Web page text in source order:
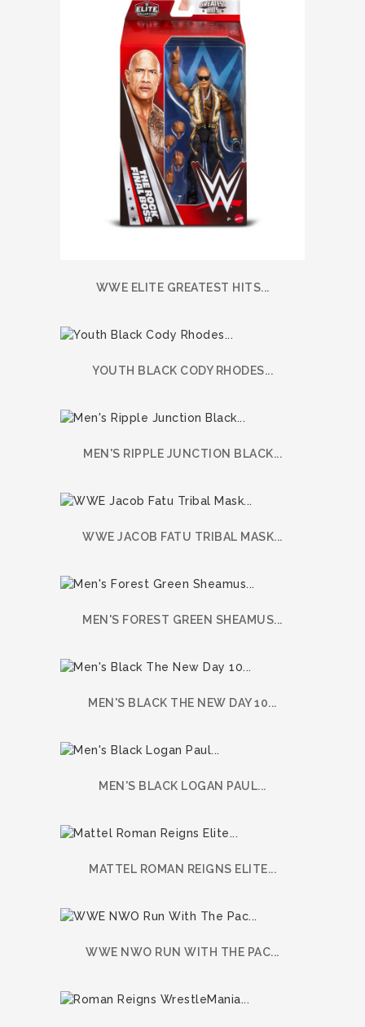
WWE ELITE GREATEST HITS...
YOUTH BLACK CODY RHODES...
MEN'S RIPPLE JUNCTION BLACK...
WWE JACOB FATU TRIBAL MASK...
MEN'S FOREST GREEN SHEAMUS...
MEN'S BLACK THE NEW DAY 10...
MEN'S BLACK LOGAN PAUL...
MATTEL ROMAN REIGNS ELITE...
WWE NWO RUN WITH THE PAC...